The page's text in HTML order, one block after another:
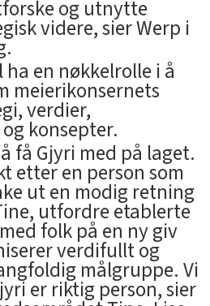
og utnytte
videre, sier Werp i
en nøkkelrolle i å
meierikonsernets
verdier,
konsepter.
få Gjyri med på laget.
etter en person som
ut en modig retning
utfordre etablerte
folk på en ny giv
verdifullt og
målgruppe. Vi
er riktig person, sier